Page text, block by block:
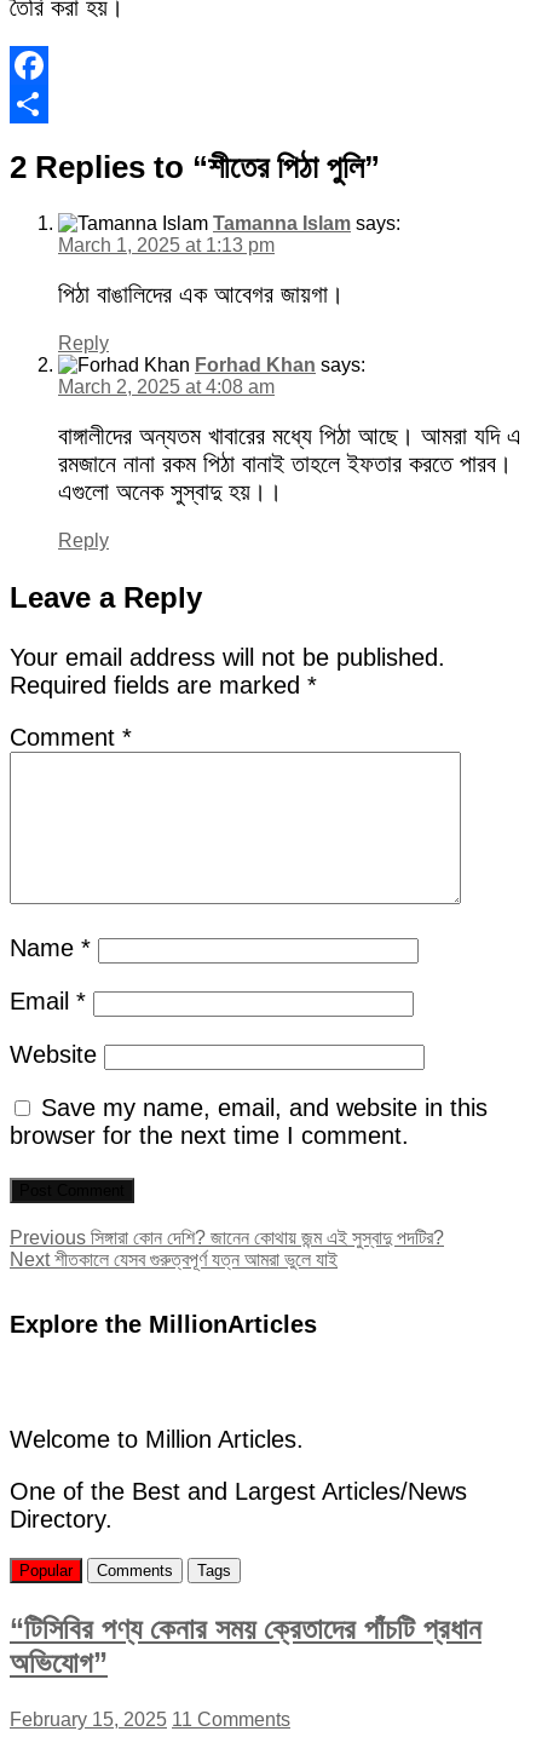
তৈরি করা হয়।
Facebook
2 Replies to “শীতের পিঠা পুলি”
Tamanna Islam says:
March 1, 2025 at 1:13 pm
পিঠা বাঙালিদের এক আবেগর জায়গা।
Reply
Forhad Khan says:
March 2, 2025 at 4:08 am
বাঙ্গালীদের অন্যতম খাবারের মধ্যে পিঠা আছে। আমরা যদি এ
রমজানে নানা রকম পিঠা বানাই তাহলে ইফতার করতে পারব।
এগুলো অনেক সুস্বাদু হয়।।
Reply
Leave a Reply
Your email address will not be published.
Required fields are marked *
Comment *
Name *
Email *
Website
Save my name, email, and website in this
browser for the next time I comment.
Post
Previous Previous
post:
সিঙ্গারা কোন দেশি? জানেন কোথায় জন্ম এই সুস্বাদু পদটির?
Next Next
শীতকালে যেসব গুরুত্বপূর্ণ যত্ন আমরা ভুলে যাই
Explore the MillionArticles
Welcome to Million Articles.
One of the Best and Largest Articles/News
Directory.
Popular Comments Tags
“টিসিবির পণ্য কেনার সময় ক্রেতাদের পাঁচটি প্রধান
অভিযোগ”
February 15, 2025 11 Comments